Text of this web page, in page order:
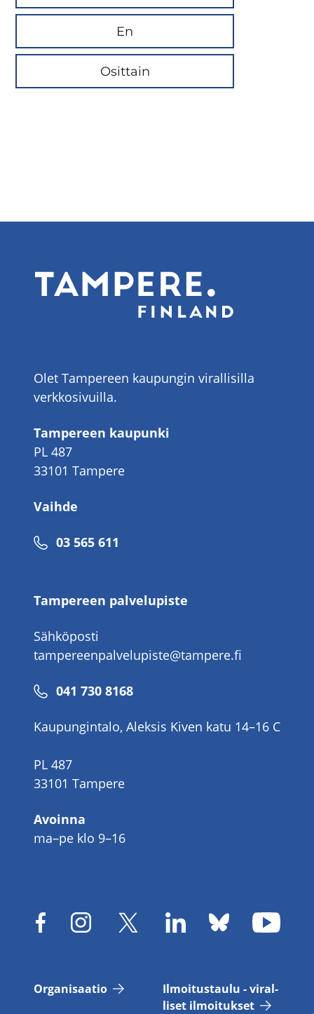
En
Osittain
Olet Tampereen kaupungin virallisilla
verkkosivuilla.
Tampereen kaupunki
PL 487
33101 Tampere
Vaihde
Puhelinnumero
03 565 611
Tampereen palvelupiste
Sähköposti
tampereenpalvelupiste@tampere.fi
Puhelinnumero
041 730 8168
Kaupungintalo, Aleksis Kiven katu 14–16 C
PL 487
33101 Tampere
Avoinna
ma–pe klo 9–16
Or­ga­ni­saa­tio
Il­moi­tus­tau­lu - vi­ral­
li­set il­moi­tuk­set